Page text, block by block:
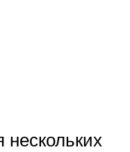
нескольких